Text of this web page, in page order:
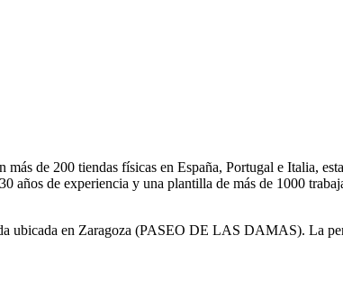
de 200 tiendas físicas en España, Portugal e Italia,
de experiencia y una plantilla de más de 1000
ubicada en Zaragoza (PASEO DE LAS DAMAS). La